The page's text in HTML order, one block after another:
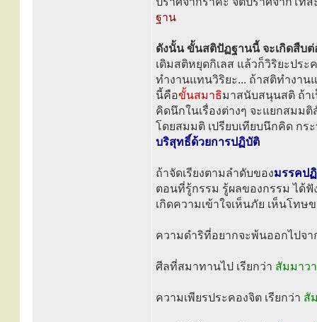
ฐาน
ดังนั้น ขั้นสติปัฏฐานนี้ จะเกิดสืบ
เดิมสติหยุดกิเลส แล้วก็วิริยะปร
ทำงานแทนวิริยะ... ถ้าสติทำงา
นี้คือขั้นสมาธิมาสนับสนุนสติ ถ้า
คิดนึกในเรื่องต่างๆ จะแยกสมมติ
โดยสมมติ เปรียบเทียบนึกคิด กร
บริสุทธิ์ด้วยการปฏิบัติ
ถ้าจัดเรียงตามลำดับของมรรคป
ตอนที่รู้กรรม รู้ผลของกรรม ได้ฟั
เกิดความเข้าใจเห็นภัย เห็นโทษ
ความดำริที่อยากจะพ้นออกไปจ
ศีลที่สมาทานไป เรียกว่า สัมมาว
ความเพียรประคองจิต เรียกว่า สั